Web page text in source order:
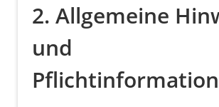
2. Allgemeine
und